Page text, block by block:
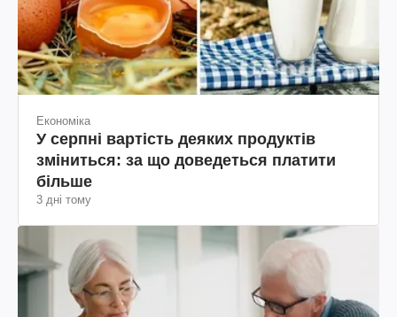
Економіка
У серпні вартість деяких продуктів
зміниться: за що доведеться платити
більше
3 дні тому